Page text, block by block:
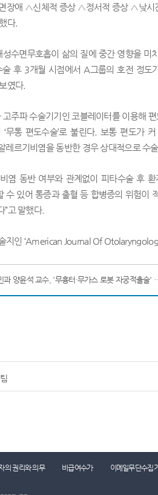
장애 △신체적 증상 △정서적 증상 △낮시
다.
성수면무호흡이 삶의 질에 중간 영향을
후 3개월 시점에서 A그룹의 호전 정
였다.
주파 수술기기인 코블레이터를 이용해
무통 편도수술’로 불린다. 보통 편도가
레르기비염을 동반한 경우 상대적으로 수
염 동반 여부와 관계없이 피타수술 후
수 있어 통증과 출혈 등 합병증의 위험이
”고 말했다.
지인 ‘American Journal Of
[논문 게재] 산부인과 양윤석
의 권리와 의무 비급여수가 이메일무단수집